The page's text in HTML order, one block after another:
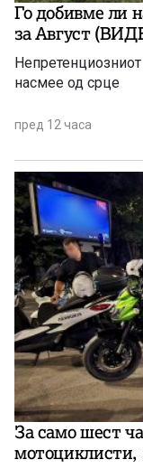
Го добивме ли
за Август
насмее од срце
пред 12 часа
За само шест
мотоциклисти,